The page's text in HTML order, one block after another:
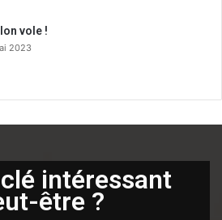
vole !
2023
intéressant
être ?